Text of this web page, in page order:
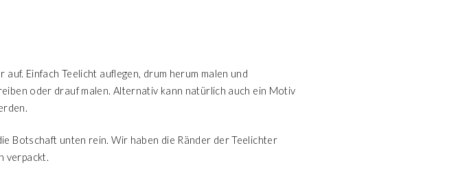
Einfach Teelicht auflegen, drum herum malen und
oder drauf malen. Alternativ kann natürlich auch ein Motiv
Botschaft unten rein. Wir haben die Ränder der Teelichter
verpackt.